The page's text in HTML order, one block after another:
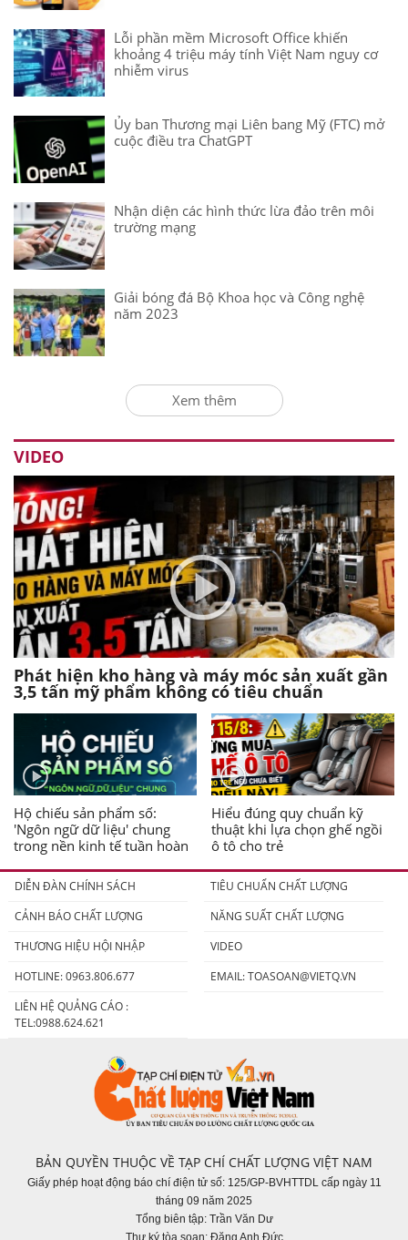
Lỗi phần mềm Microsoft Office khiến
khoảng 4 triệu máy tính Việt Nam nguy cơ
nhiễm virus
Ủy ban Thương mại Liên bang Mỹ (FTC) mở
cuộc điều tra ChatGPT
Nhận diện các hình thức lừa đảo trên môi
trường mạng
Giải bóng đá Bộ Khoa học và Công nghệ
năm 2023
Xem thêm
VIDEO
Phát hiện kho hàng và máy móc sản xuất gần
3,5 tấn mỹ phẩm không có tiêu chuẩn
Hộ chiếu sản phẩm số:
'Ngôn ngữ dữ liệu' chung
trong nền kinh tế tuần hoàn
Hiểu đúng quy chuẩn kỹ
thuật khi lựa chọn ghế ngồi
ô tô cho trẻ
DIỄN ĐÀN CHÍNH SÁCH
TIÊU CHUẨN CHẤT LƯỢNG
CẢNH BÁO CHẤT LƯỢNG
NĂNG SUẤT CHẤT LƯỢNG
THƯƠNG HIỆU HỘI NHẬP
VIDEO
HOTLINE: 0963.806.677
EMAIL:TOASOAN@VIETQ.VN
LIÊN HỆ QUẢNG CÁO :
TEL:0988.624.621
BẢN QUYỀN THUỘC VỀ TẠP CHÍ CHẤT LƯỢNG VIỆT NAM
Giấy phép hoạt động báo chí điện tử số: 125/GP-BVHTTDL cấp ngày 11
tháng 09 năm 2025
Tổng biên tập: Trần Văn Dư
Thư ký tòa soạn: Đặng Anh Đức